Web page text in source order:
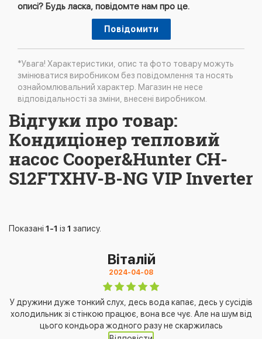
описі? Будь ласка, повідомте нам про це.
Повідомити
*Увага! Характеристики, опис та фото товару можуть
змінюватися виробником без повідомлення та носять
ознайомлювальний характер. Магазин не несе
відповідальності за зміни, внесені виробником.
Відгуки про товар:
Кондиціонер тепловий
насос Cooper&Hunter CH-
S12FTXHV-B-NG VIP Inverter
Показані 1-1 із 1 запису.
Віталій
2024-04-08
У дружини дуже тонкий слух, десь вода капає, десь у сусідів
холодильник зі стінкою працює, вона все чує. Але на шум від
цього кондьора жодного разу не скаржилась